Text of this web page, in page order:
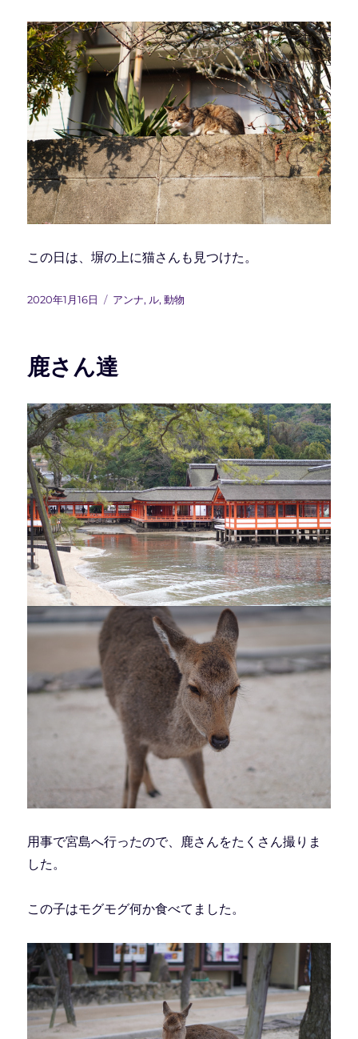
この日は、塀の上に猫さんも見つけた。
投
2020年1月16日
カ
ー
アンナ, ル,動物
鹿さん達
用事で宮島へ行ったので、鹿さんをたくさん撮りま
した。
この子はモグモグ何か食べてました。